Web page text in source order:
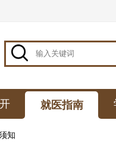

就医指南
知